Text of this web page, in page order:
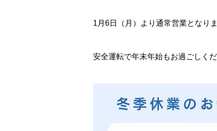
1月6日（月）より通常営業となりま
安全運転で年末年始もお過ごしくだ